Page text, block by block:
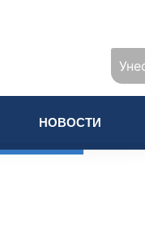
НОВОСТИ